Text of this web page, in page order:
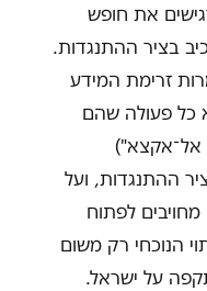
את חופש
בציר ההתנגדות.
זרימת המידע
כל פעולה שהם
אל־אקצא")
ההתנגדות, ועל
לפתוח
הנוכחי רק משום
על ישראל.